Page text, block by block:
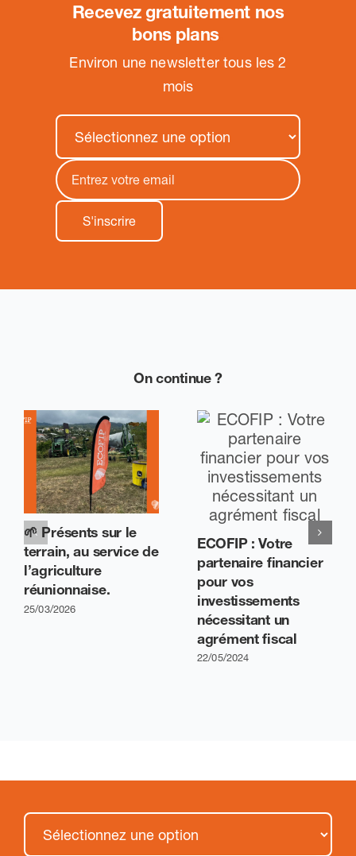
Recevez gratuitement nos
bons plans
Environ une newsletter tous les 2
mois
On continue ?
🌱 Présents sur le
terrain, au service de
l’agriculture
réunionnaise.
25/03/2026
ECOFIP : Votre
partenaire financier
pour vos
investissements
nécessitant un
agrément fiscal
22/05/2024